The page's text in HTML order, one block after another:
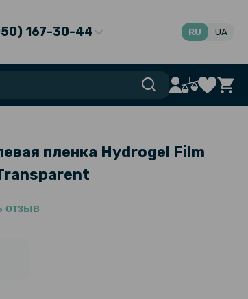
167-30-44 RU UA
пленка Hydrogel Film
отзыв